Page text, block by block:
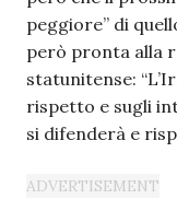
peggiore” di
però pronta alla
statunitense:
rispetto e sugli
si difenderà e